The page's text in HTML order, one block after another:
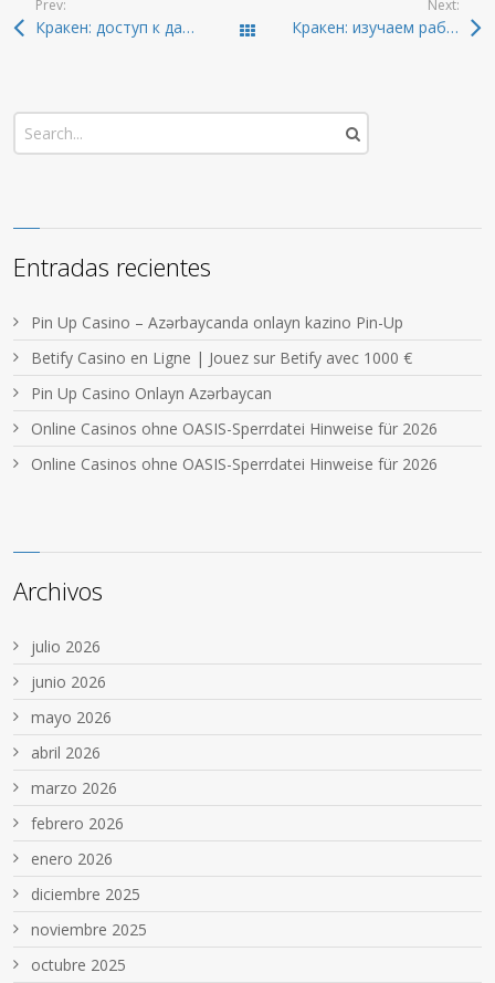
Prev:
Кракен: доступ к даркнету и актуальные ссылки 2026 Todas las entradas
Next:
Кракен: изучаем рабочие ссылки и защиту в 2026
Entradas recientes
Pin Up Casino – Azərbaycanda onlayn kazino Pin-Up
Betify Casino en Ligne | Jouez sur Betify avec 1000 €
Pin Up Casino Onlayn Azərbaycan
Online Casinos ohne OASIS-Sperrdatei Hinweise für 2026
Online Casinos ohne OASIS-Sperrdatei Hinweise für 2026
Archivos
julio 2026
junio 2026
mayo 2026
abril 2026
marzo 2026
febrero 2026
enero 2026
diciembre 2025
noviembre 2025
octubre 2025